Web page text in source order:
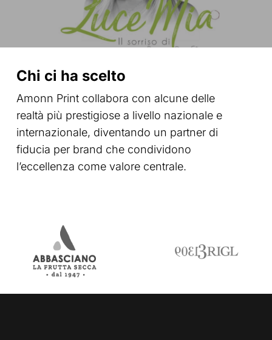
Chi ci ha scelto
Amonn Print collabora con alcune delle
realtà più prestigiose a livello nazionale e
internazionale, diventando un partner di
fiducia per brand che condividono
l’eccellenza come valore centrale.